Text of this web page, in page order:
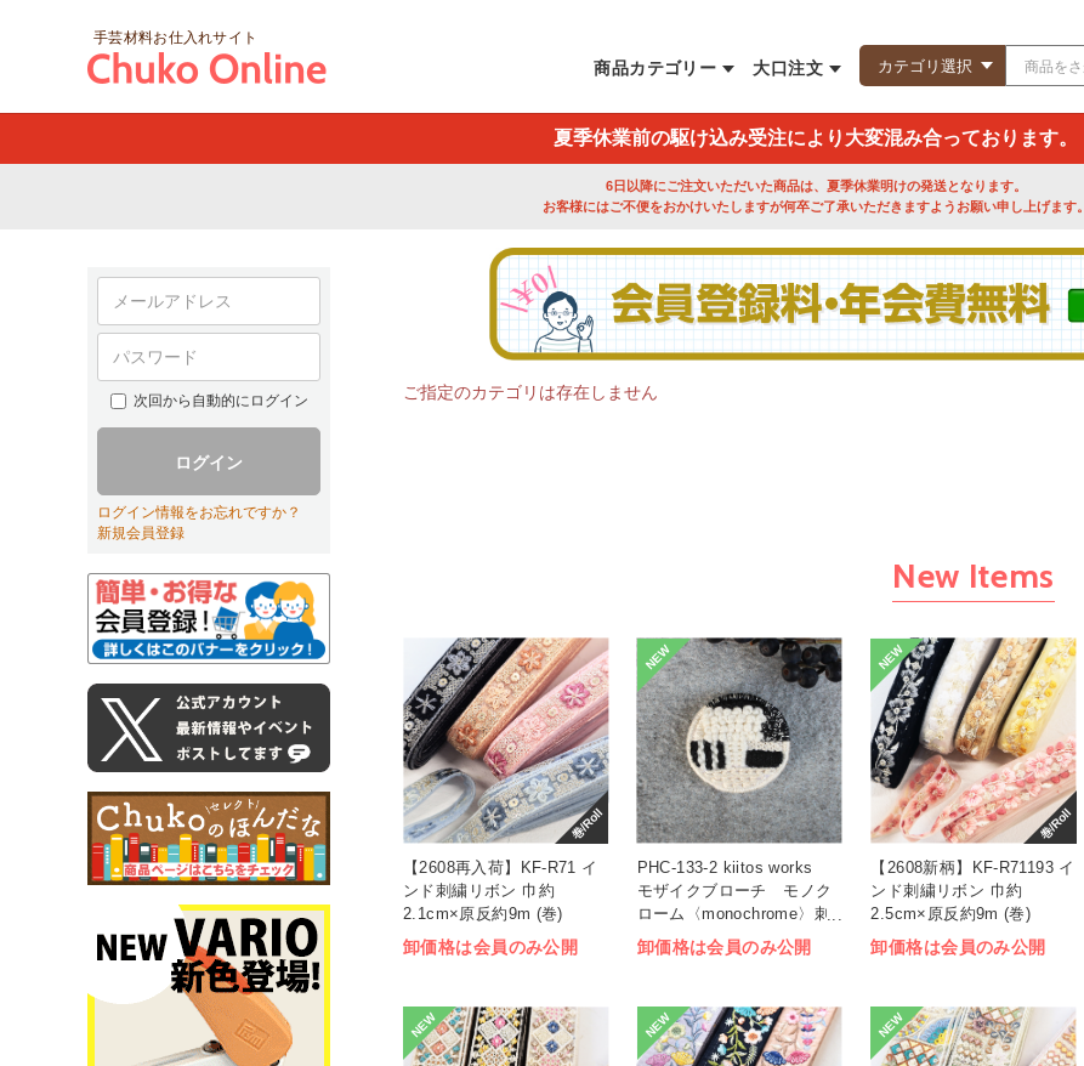
手芸材料お仕入れサイト
商品カテゴリー 大口注文
夏季休業前の駆け込み受注により大変混み合っております。
6日以降にご注文いただいた商品は、夏季休業明けの発送となります。
お客様にはご不便をおかけいたしますが何卒ご了承いただきますようお願い申し上げます。
次回から自動的にログイン
ログイン
ログイン情報をお忘れですか？
新規会員登録
ご指定のカテゴリは存在しません
New Items
巻/Roll
【2608再入荷】KF-R71 イ
ンド刺繍リボン 巾約
2.1cm×原反約9m (巻)
卸価格は会員のみ公開
NEW
PHC-133-2 kiitos works
モザイクブローチ モノク
ローム〈monochrome〉刺
しゅうキット (袋)
卸価格は会員のみ公開
巻/Roll
NEW
【2608新柄】KF-R71193 イ
ンド刺繍リボン 巾約
2.5cm×原反約9m (巻)
卸価格は会員のみ公開
NEW NEW NEW